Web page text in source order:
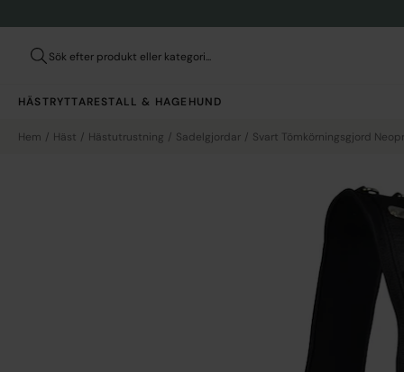
HÄSTRYTTARESTALL & HAGE HUND
Hem Häst Hästutrustning Sadelgjordar Svart Tömkörningsgjord